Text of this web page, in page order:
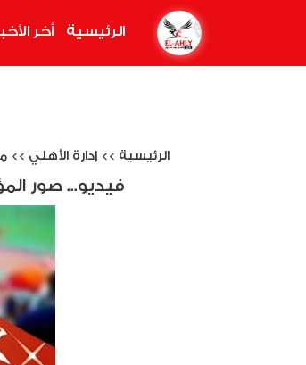
الرئيسية أخر
الرئيسية >> إدارة الأهلي >>
فيديو... صور